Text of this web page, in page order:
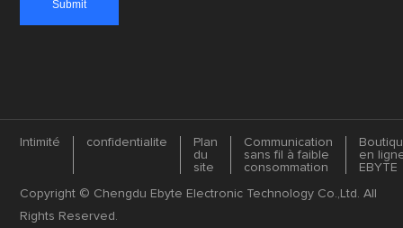
Intimité confidentialite
Plan
du
site
Communication
sans fil à faible
consommation
en
EBYTE
Copyright © Chengdu Ebyte Electronic Technology Co.,Ltd. All
Rights Reserved.